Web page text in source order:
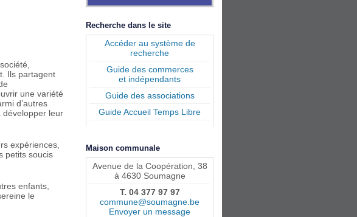
Ils partagent
une variété
d’autres
développer leur
expériences,
petits soucis
enfants,
le
Recherche dans le site
Accéder au système de
recherche
Guide des commerces
et indépendants
Guide des associations
Guide Accueil Temps Libre
Maison communale
Avenue de la Coopération, 38
à 4630 Soumagne
T. 04 377 97 97
commune@soumagne.be
Envoyer un message